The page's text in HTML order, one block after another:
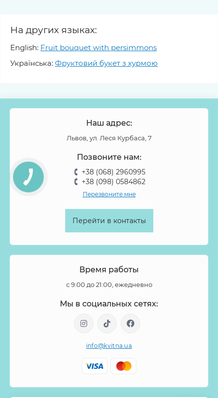
На других языках:
English: Fruit bouquet with persimmons
Українська: Фруктовий букет з хурмою
Наш адрес:
Львов, ул. Леся Курбаса, 7
Позвоните нам:
+38 (068) 2960995
+38 (098) 0584862
Перезвоните мне
Перейти в контакты
Время работы
с 9:00 до 21:00, ежедневно
Мы в социальных сетях:
info@kvitna.ua